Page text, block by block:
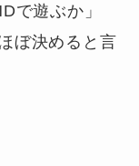
で遊ぶか」
ぼ決めると言